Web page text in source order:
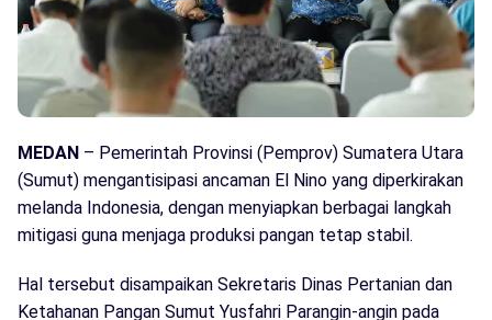
MEDAN – Pemerintah Provinsi (Pemprov) Sumatera Utara
(Sumut) mengantisipasi ancaman El Nino yang diperkirakan
melanda Indonesia, dengan menyiapkan berbagai langkah
mitigasi guna menjaga produksi pangan tetap stabil.
Hal tersebut disampaikan Sekretaris Dinas Pertanian dan
Ketahanan Pangan Sumut Yusfahri Parangin-angin pada